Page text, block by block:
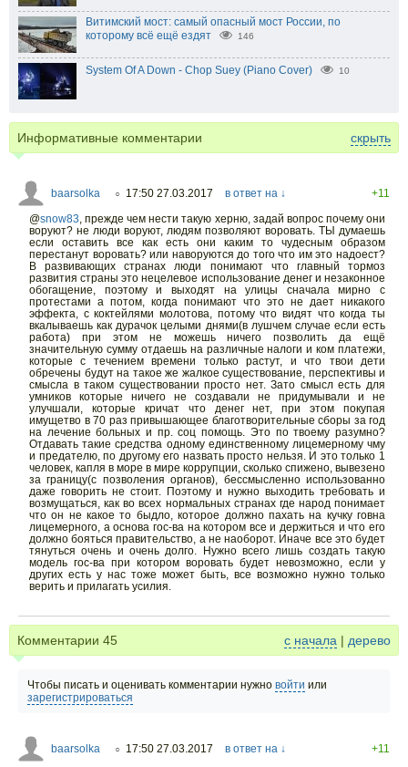
Витимский мост: самый опасный мост России, по
которому всё ещё ездят
146
System Of A Down - Chop Suey (Piano Cover) 10
Информативные комментарии скрыть
baarsolka ○ 17:50 27.03.2017 в ответ на ↓
+11
@snow83,прежде чем нести такую херню, задай вопрос почему они
воруют? не люди воруют, людям позволяют воровать. ТЫ думаешь
если оставить все как есть они каким то чудесным образом
перестанут воровать? или наворуются до того что им это надоест?
В развивающих странах люди понимают что главный тормоз
развития страны это нецелевое использование денег и незаконное
обогащение, поэтому и выходят на улицы сначала мирно с
протестами а потом, когда понимают что это не дает никакого
эффекта, с коктейлями молотова, потому что видят что когда ты
вкалываешь как дурачок целыми днями(в лушчем случае если есть
работа) при этом не можешь ничего позволить да ещё
значительную сумму отдаешь на различные налоги и ком платежи,
которые с течением времени только растут, и что твои дети
обречены будут на такое же жалкое существование, перспективы и
смысла в таком существовании просто нет. Зато смысл есть для
умников которые ничего не создавали не придумывали и не
улучшали, которые кричат что денег нет, при этом покупая
имущетво в 70 раз привышающее благотворительные сборы за год
на лечение больных и пр. соц помощь. Это по твоему разумно?
Отдавать такие средства одному единственному лицемерному чму
и предателю, по другому его назвать просто нельзя. И это только 1
человек, капля в море в мире коррупции, сколько спижено, вывезено
за границу(с позволения органов), бессмысленно использованно
даже говорить не стоит. Поэтому и нужно выходить требовать и
возмущаться, как во всех нормальных странах где народ понимает
что он не какое то быдло, которое должно пахать на кучку говна
лицемерного, а основа гос-ва на котором все и держиться и что его
должно бояться правительство, а не наоборот. Иначе все это будет
тянуться очень и очень долго. Нужно всего лишь создать такую
модель гос-ва при котором воровать будет невозможно, если у
других есть у нас тоже может быть, все возможно нужно только
верить и прилагать усилия.
Комментарии 45 с начала | дерево
Чтобы писать и оценивать комментарии нужно войти или
зарегистрироваться
baarsolka ○ 17:50 27.03.2017 в ответ на ↓
+11